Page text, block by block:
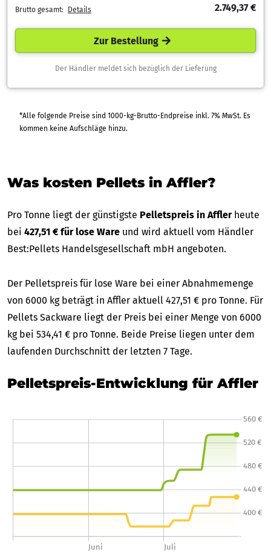
Brutto gesamt: Details 2.749,37 €
Zur Bestellung
Der Händler meldet sich bezüglich der Lieferung
*Alle folgende Preise sind 1000-kg-Brutto-Endpreise inkl. 7% MwSt. Es
kommen keine Aufschläge hinzu.
Was kosten Pellets in Affler?
Pro Tonne liegt der günstigste Pelletspreis in Affler heute
bei 427,51 € für lose Ware und wird aktuell vom Händler
Best:Pellets Handelsgesellschaft mbH angeboten.
Der Pelletspreis für lose Ware bei einer Abnahmemenge
von 6000 kg beträgt in Affler aktuell 427,51 € pro Tonne. Für
Pellets Sackware liegt der Preis bei einer Menge von 6000
kg bei 534,41 € pro Tonne. Beide Preise liegen unter dem
laufenden Durchschnitt der letzten 7 Tage.
Pelletspreis-Entwicklung für Affler